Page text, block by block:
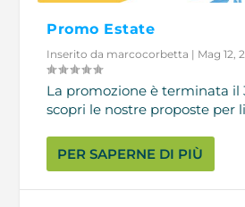
Promo Estate
Inserito da marcocorbetta | Mag 12,
La promozione è terminata il
scopri le nostre proposte per
PER SAPERNE DI PIÙ